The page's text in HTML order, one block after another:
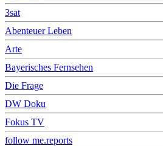
3sat
Abenteuer Leben
Arte
Bayerisches Fernsehen
Die Frage
DW Doku
Fokus TV
follow me.reports